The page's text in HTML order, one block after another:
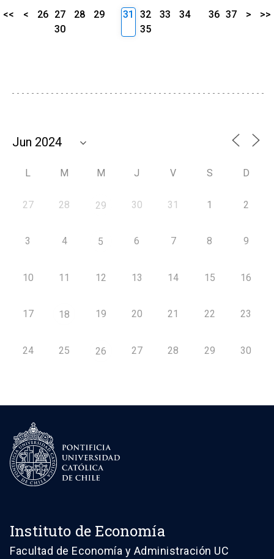
<< < 26 27 28
29
30
31 32 33
34
35
36 37 > >>
L M M J V S D
27 28 29 30 31 1 2
3 4 5 6 7 8 9
10 11 12 13 14 15 16
17 18 19 20 21 22 23
24 25 26 27 28 29 30
Instituto de Economía
Facultad de Economía y Administración UC